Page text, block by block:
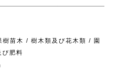
苗木 / 樹木類及び花木類 / 園
肥料